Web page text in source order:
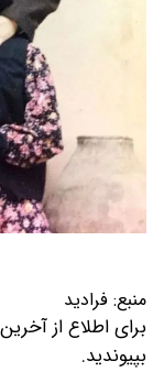
منبع: فرادید
برای اطلاع از
بپیوندید.